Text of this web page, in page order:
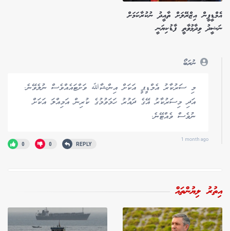
އެމްޑީޕީން އިޒްރޭލަށް ތާއީދު ނުކުރާކަމަށް
ނަޝީދު ވިދާޅުވާތީ ފާޑުކިޔަނީ
ނުރަބޯ
މި ސަރުކާރު އެމްޑީޕީ އަކަށް އިންޝާﷲ ވަށްޓައެއްވެސް ނުލެވޭނެ.
އަދި މިސަރުކާރު އޭގެ ދައުރު ހަމަވުމުގެ ކުރިން އަމިއްލަ އަކަށް
ނުވެސް ވެއްޓޭނެ.
0 0 REPLY
1 month ago
އިތުރު ލިޔުންތައް